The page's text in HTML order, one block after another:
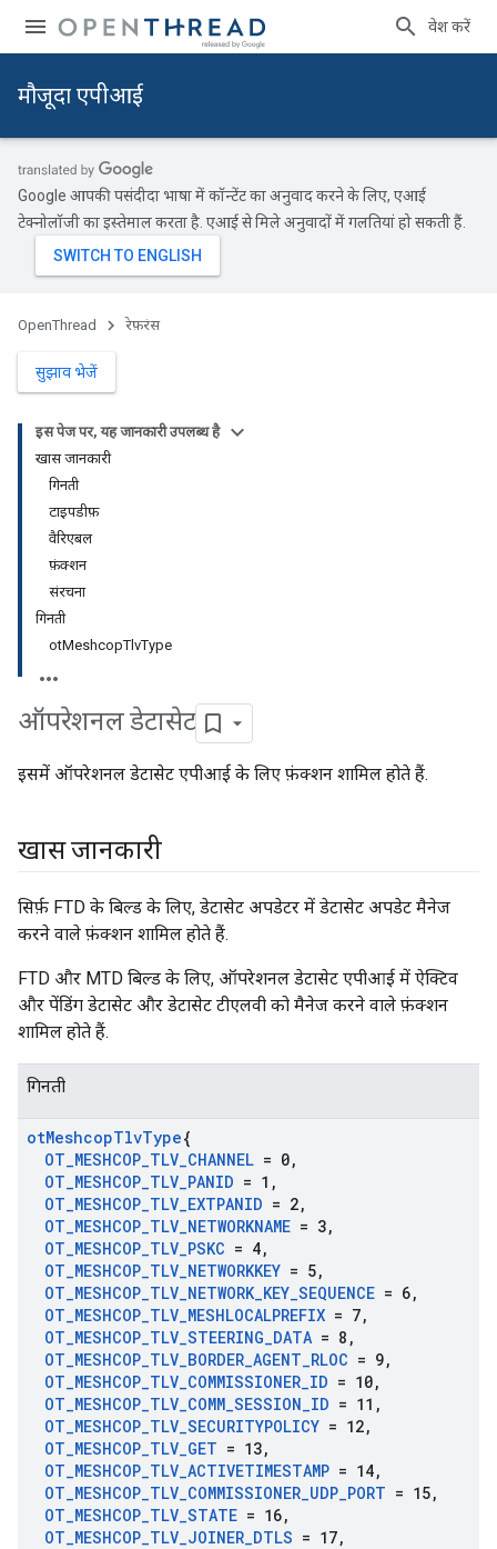
प्रवेश करें
मौजूदा एपीआई
Google आपकी पसंदीदा भाषा में कॉन्टेंट का अनुवाद करने के लिए, एआई
टेक्नोलॉजी का इस्तेमाल करता है. एआई से मिले अनुवादों में गलतियां हो सकती हैं.
OpenThread रेफ़रंस
सुझाव भेजें
इस पेज पर, यह जानकारी उपलब्ध है
खास जानकारी
गिनती
टाइपडीफ़
वैरिएबल
फ़ंक्शन
संरचना
गिनती
otMeshcopTlvType
ऑपरेशनल डेटासेट
इसमें ऑपरेशनल डेटासेट एपीआई के लिए फ़ंक्शन शामिल होते हैं.
खास जानकारी
सिर्फ़ FTD के बिल्ड के लिए, डेटासेट अपडेटर में डेटासेट अपडेट मैनेज
करने वाले फ़ंक्शन शामिल होते हैं.
FTD और MTD बिल्ड के लिए, ऑपरेशनल डेटासेट एपीआई में ऐक्टिव
और पेंडिंग डेटासेट और डेटासेट टीएलवी को मैनेज करने वाले फ़ंक्शन
शामिल होते हैं.
गिनती
otMeshcopTlvType{
OT_MESHCOP_TLV_CHANNEL = 0,
OT_MESHCOP_TLV_PANID = 1 ,
OT_MESHCOP_TLV_EXTPANID = 2,
OT_MESHCOP_TLV_NETWORKNAME = 3,
OT_MESHCOP_TLV_PSKC = 4,
OT_MESHCOP_TLV_NETWORKKEY = 5,
OT_MESHCOP_TLV_NETWORK_KEY_SEQUENCE = 6,
OT_MESHCOP_TLV_MESHLOCALPREFIX = 7,
OT_MESHCOP_TLV_STEERING_DATA = 8 ,
OT_MESHCOP_TLV_BORDER_AGENT_RLOC = 9,
OT_MESHCOP_TLV_COMMISSIONER_ID = 10,
OT_MESHCOP_TLV_COMM_SESSION_ID = 11 ,
OT_MESHCOP_TLV_SECURITYPOLICY = 12,
OT_MESHCOP_TLV_GET = 13,
OT_MESHCOP_TLV_ACTIVETIMESTAMP = 14,
OT_MESHCOP_TLV_COMMISSIONER_UDP_PORT = 15,
OT_MESHCOP_TLV_STATE = 16,
OT_MESHCOP_TLV_JOINER_DTLS = 17,